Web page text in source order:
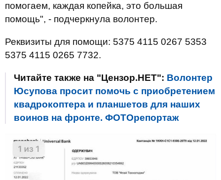
помогаем, каждая копейка, это большая
помощь", - подчеркнула волонтер.
Реквизиты для помощи: 5375 4115 0267 5353
5375 4115 0265 7732.
Читайте также на "Цензор.НЕТ": Волонтер
Юсупова просит помочь с приобретением
квадрокоптера и планшетов для наших
воинов на фронте. ФОТОрепортаж